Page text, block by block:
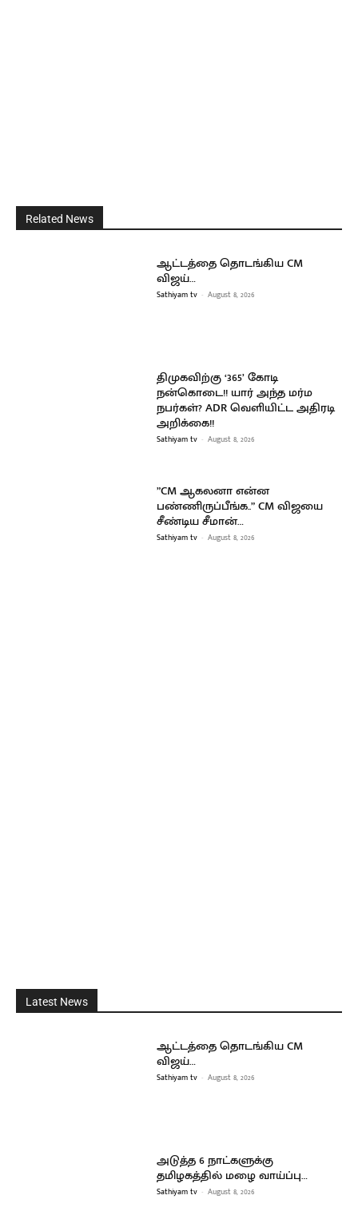
Related News
ஆட்டத்தை தொடங்கிய CM
விஜய்…
Sathiyam tv - August 8, 2026
திமுகவிற்கு ‘365’ கோடி
நன்கொடை!! யார் அந்த மர்ம
நபர்கள்? ADR வெளியிட்ட அதிரடி
அறிக்கை!!
Sathiyam tv - August 8, 2026
”CM ஆகலனா என்ன
பண்ணிருப்பீங்க..” CM விஜயை
சீண்டிய சீமான்…
Sathiyam tv - August 8, 2026
Latest News
ஆட்டத்தை தொடங்கிய CM
விஜய்…
Sathiyam tv - August 8, 2026
அடுத்த 6 நாட்களுக்கு
தமிழகத்தில் மழை வாய்ப்பு…
Sathiyam tv - August 8, 2026